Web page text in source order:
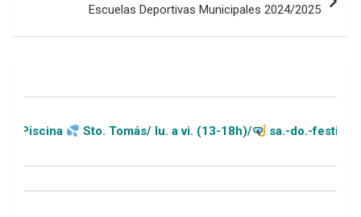
Escuelas Deportivas Municipales 2024/2025
Sto. Tomás/ lu. a vi. (13-18h)/ sa.-do.-festivos (11-20h)